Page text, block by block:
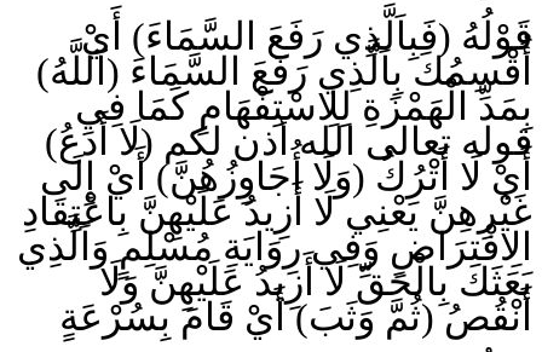
قَوْلُهُ (فَبِاَلَّذِي رَفَعَ السَّمَاءَ) أَيْ
أُقْسِمُكَ بِاَلَّذِي رَفَعَ السَّمَاءَ (آللَّهُ)
بِمَدِّ الْهَمْزَةِ لِلِاسْتِفْهَامِ كَمَا فِي
قوله تعالى الله أذن لكم (لَا أَدَعُ)
أَيْ لَا أَتْرُكُ (وَلَا أُجَاوِزُهُنَّ) أَيْ إِلَى
غَيْرِهِنَّ يَعْنِي لَا أَزِيدُ عَلَيْهِنَّ بِاعْتِقَادِ
الِافْتِرَاضِ وَفِي رِوَايَةِ مُسْلِمٍ وَاَلَّذِي
بَعَثَك بِالْحَقِّ لَا أَزِيدُ عَلَيْهِنَّ وَلَا
أَنْقُصُ (ثُمَّ وَثَبَ) أَيْ قَامَ بِسُرْعَةٍ